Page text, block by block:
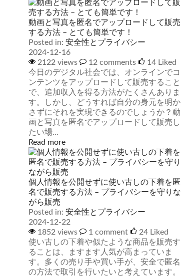
動画と写真を匿名でアップロードして販売
する方法 – とても簡単です！
Posted in: 安全性とプライバシー
2024-12-16
2122 views
12 comments 14 Liked
今日のデジタル社会では、オンラインでコ
ンテンツをアップロードして販売すること
で、追加収入を得る方法がたくさんありま
す。しかし、どうすれば自分の身元を明か
さずにそれを実現できるのでしょうか？動
画と写真を匿名でアップロードして販売し
たい場...
Read more
個人情報を公開せずに使い古しの下着を匿
名で販売する方法 – プライバシーを守りな
がら販売
Posted in: 安全性とプライバシー
2024-12-22
1852 views
1 comment 24 Liked
使い古しの下着や似たような商品を販売す
ることは、ますます人気が高まっていま
す。多くの売り手や買い手が、安全で匿名
の方法で取引を行いたいと考えています。